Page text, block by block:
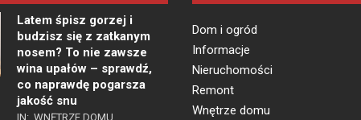
Latem śpisz gorzej i
budzisz się z zatkanym
nosem? To nie zawsze
wina upałów – sprawdź,
co naprawdę pogarsza
jakość snu
IN: WNĘTRZE DOMU
Dom i ogród
Informacje
Nieruchomości
Remont
Wnętrze domu